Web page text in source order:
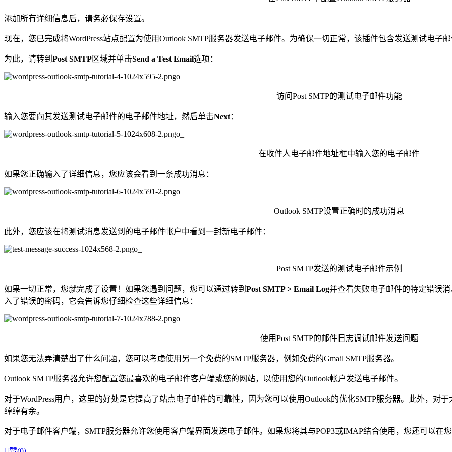
添加所有详细信息后，请务必保存设置。
现在，您已完成将WordPress站点配置为使用Outlook SMTP服务器发送电子邮件。为确保一切正常，该插件包含发送测试电子邮
为此，请转到 Post SMTP区域并单击Send a Test Email选项：
访问Post SMTP的测试电子邮件功能
输入您要向其发送测试电子邮件的电子邮件地址，然后单击Next：
在收件人电子邮件地址框中输入您的电子邮件
如果您正确输入了详细信息，您应该会看到一条成功消息：
Outlook SMTP设置正确时的成功消息
此外，您应该在将测试消息发送到的电子邮件帐户中看到一封新电子邮件：
Post SMTP发送的测试电子邮件示例
如果一切正常，您就完成了设置！如果您遇到问题，您可以通过转到 Post SMTP > Email Log并查看失败电子邮件的特定错误
入了错误的密码，它会告诉您仔细检查这些详细信息：
使用Post SMTP的邮件日志调试邮件发送问题
如果您无法弄清楚出了什么问题，您可以考虑使用另一个免费的SMTP服务器，例如免费的Gmail SMTP服务器。
Outlook SMTP服务器允许您配置您最喜欢的电子邮件客户端或您的网站，以使用您的Outlook帐户发送电子邮件。
对于WordPress用户，这里的好处是它提高了站点电子邮件的可靠性，因为您可以使用Outlook的优化SMTP服务器。此外，对
绰绰有余。
对于电子邮件客户端，SMTP服务器允许您使用客户端界面发送电子邮件。如果您将其与POP3或IMAP结合使用，您还可以在